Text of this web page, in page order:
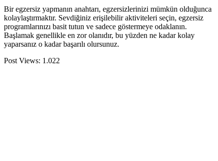
Bir egzersiz yapmanın anahtarı, egzersizlerinizi mümkün olduğunca
kolaylaştırmaktır. Sevdiğiniz erişilebilir aktiviteleri seçin, egzersiz
programlarınızı basit tutun ve sadece göstermeye odaklanın.
Başlamak genellikle en zor olanıdır, bu yüzden ne kadar kolay
yaparsanız o kadar başarılı olursunuz.
Post Views: 1.022